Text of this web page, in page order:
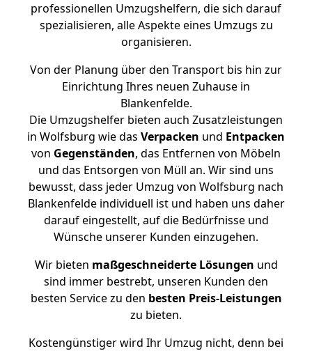
professionellen Umzugshelfern, die sich darauf
spezialisieren, alle Aspekte eines Umzugs zu
organisieren.
Von der Planung über den Transport bis hin zur
Einrichtung Ihres neuen Zuhause in
Blankenfelde.
Die Umzugshelfer bieten auch Zusatzleistungen
in Wolfsburg wie das Verpacken und Entpacken
von Gegenständen, das Entfernen von Möbeln
und das Entsorgen von Müll an. Wir sind uns
bewusst, dass jeder Umzug von Wolfsburg nach
Blankenfelde individuell ist und haben uns daher
darauf eingestellt, auf die Bedürfnisse und
Wünsche unserer Kunden einzugehen.
Wir bieten maßgeschneiderte Lösungen und
sind immer bestrebt, unseren Kunden den
besten Service zu den besten Preis-Leistungen
zu bieten.
Kostengünstiger wird Ihr Umzug nicht, denn bei